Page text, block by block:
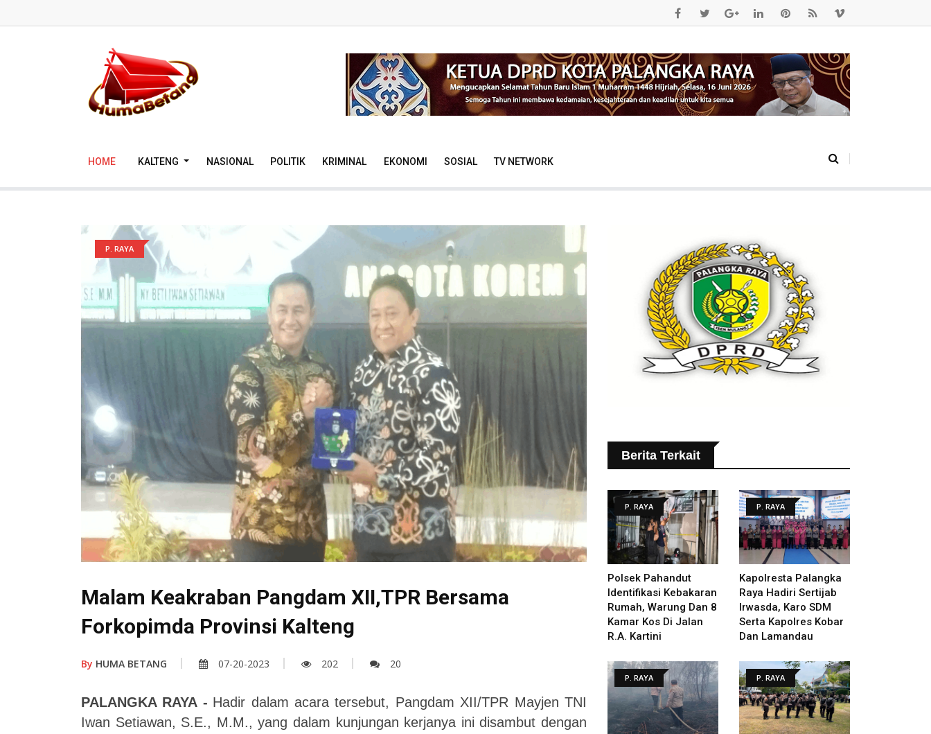
HOME KALTENG NASIONAL POLITIK KRIMINAL EKONOMI SOSIAL TV NETWORK
P. RAYA
Malam Keakraban Pangdam XII,TPR Bersama
Forkopimda Provinsi Kalteng
By HUMA BETANG 07-20-2023 202 20
PALANGKA RAYA - Hadir dalam acara tersebut, Pangdam XII/TPR Mayjen TNI
Iwan Setiawan, S.E., M.M., yang dalam kunjungan kerjanya ini disambut dengan
Berita Terkait
P. RAYA
Polsek Pahandut
Identifikasi Kebakaran
Rumah, Warung Dan 8
Kamar Kos Di Jalan
R.A. Kartini
P. RAYA
Kapolresta Palangka
Raya Hadiri Sertijab
Irwasda, Karo SDM
Serta Kapolres Kobar
Dan Lamandau
P. RAYA P. RAYA